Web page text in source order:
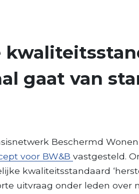
gaat van
Beschermd
voor BW&B vastgesteld.
kwaliteitsstandaard
uitvraag onder leden over